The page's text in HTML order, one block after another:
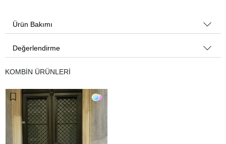
Ürün Bakımı
Değerlendirme
KOMBİN ÜRÜNLERİ